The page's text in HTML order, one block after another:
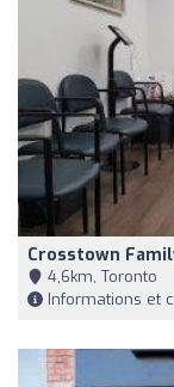
Crosstown
4,6km, Toronto
Informations et